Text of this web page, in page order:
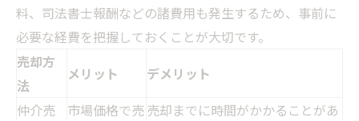
料、司法書士報酬などの諸費用も発生するため、事前に
必要な経費を把握しておくことが大切です。
売却方
法
メリット
デメリット
仲介売
市場価格で売売却までに時間がかかることがあ